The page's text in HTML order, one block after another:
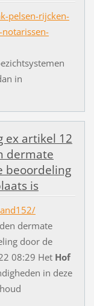
pelsen-rijcken-
in
ex artikel 12
dermate
beoordeling
is
dermate
door de
08:29 Het Hof
in deze